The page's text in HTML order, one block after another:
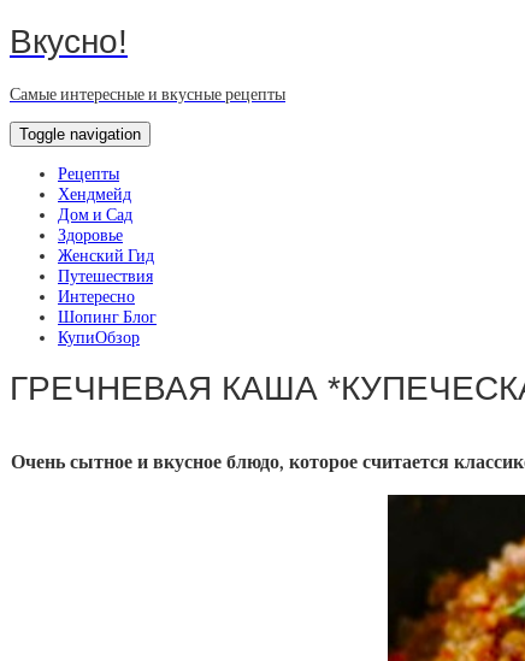
Вкусно!
Самые интересные и вкусные рецепты
Toggle navigation
Рецепты
Хендмейд
Дом и Сад
Здоровье
Женский Гид
Путешествия
Интересно
Шопинг Блог
КупиОбзор
ГРЕЧНЕВАЯ КАША
Очень сытное и вкусное блюдо, которое считается